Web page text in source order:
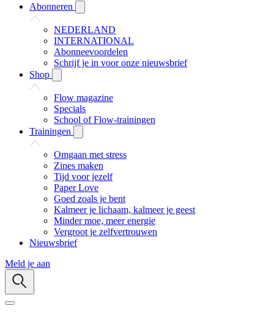
Abonneren
NEDERLAND
INTERNATIONAL
Abonneevoordelen
Schrijf je in voor onze nieuwsbrief
Shop
Flow magazine
Specials
School of Flow-trainingen
Trainingen
Omgaan met stress
Zines maken
Tijd voor jezelf
Paper Love
Goed zoals je bent
Kalmeer je lichaam, kalmeer je geest
Minder moe, meer energie
Vergroot je zelfvertrouwen
Nieuwsbrief
Meld je aan